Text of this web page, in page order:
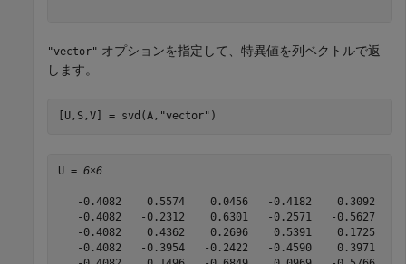
"vector" オプションを指定して、特異値を列ベクトルで返
します。
[U,S,V] = svd(A, "vector" )
U = 6×6
-0.4082    0.5574    0.0456   -0.4182    0.3092
-0.4082   -0.2312    0.6301   -0.2571   -0.5627
-0.4082    0.4362    0.2696    0.5391    0.1725   -
-0.4082   -0.3954   -0.2422   -0.4590    0.3971   -